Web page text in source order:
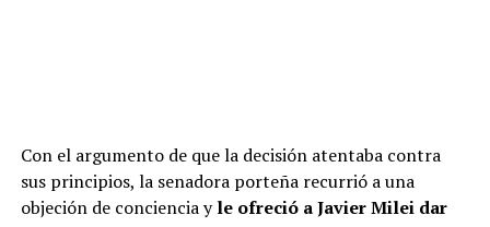
Con el argumento de que la decisión atentaba contra
sus principios, la senadora porteña recurrió a una
objeción de conciencia yle ofreció a Javier Milei dar